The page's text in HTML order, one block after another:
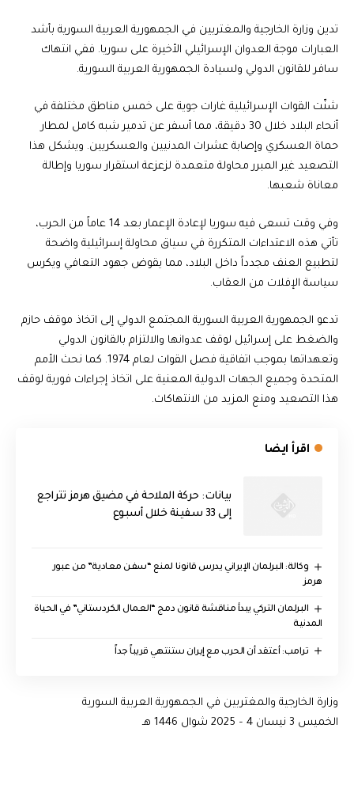
تدين وزارة الخارجية والمغتربين في الجمهورية العربية السورية بأشد
العبارات موجة العدوان الإسرائيلي الأخيرة على سوريا. ففي انتهاك
سافر للقانون الدولي ولسيادة الجمهورية العربية السورية.
شنّت القوات الإسرائيلية غارات جوية على خمس مناطق مختلفة في
أنحاء البلاد خلال 30 دقيقة، مما أسفر عن تدمير شبه كامل لمطار
حماة العسكري وإصابة عشرات المدنيين والعسكريين. ويشكل هذا
التصعيد غير المبرر محاولة متعمدة لزعزعة استقرار سوريا وإطالة
معاناة شعبها.
وفي وقت تسعى فيه سوريا لإعادة الإعمار بعد 14 عاماً من الحرب،
تأتي هذه الاعتداءات المتكررة في سياق محاولة إسرائيلية واضحة
لتطبيع العنف مجدداً داخل البلاد، مما يقوض جهود التعافي ويكرس
سياسة الإفلات من العقاب.
تدعو الجمهورية العربية السورية المجتمع الدولي إلى اتخاذ موقف حازم
والضغط على إسرائيل لوقف عدوانها والالتزام بالقانون الدولي
وتعهداتها بموجب اتفاقية فصل القوات لعام 1974. كما نحث الأمم
المتحدة وجميع الجهات الدولية المعنية على اتخاذ إجراءات فورية لوقف
هذا التصعيد ومنع المزيد من الانتهاكات.
اقرأ ايضا
بيانات: حركة الملاحة في مضيق هرمز تتراجع
إلى 33 سفينة خلال أسبوع
وكالة: البرلمان الإيراني يدرس قانونا لمنع “سفن معادية” من عبور
هرمز
البرلمان التركي يبدأ مناقشة قانون دمج “العمال الكردستاني” في الحياة
المدنية
‏ترامب: أعتقد أن الحرب مع إيران ستنتهي قريباً جداً
وزارة الخارجية والمغتربين في الجمهورية العربية السورية
الخميس 3 نيسان 4 – 2025 شوال 1446 هـ